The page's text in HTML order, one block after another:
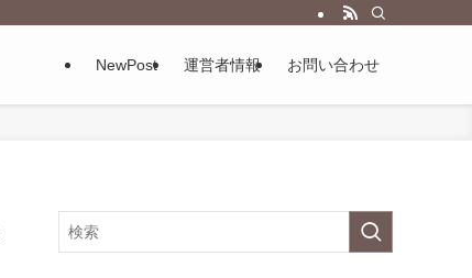
NewPost 運営者情報 お問い合わせ